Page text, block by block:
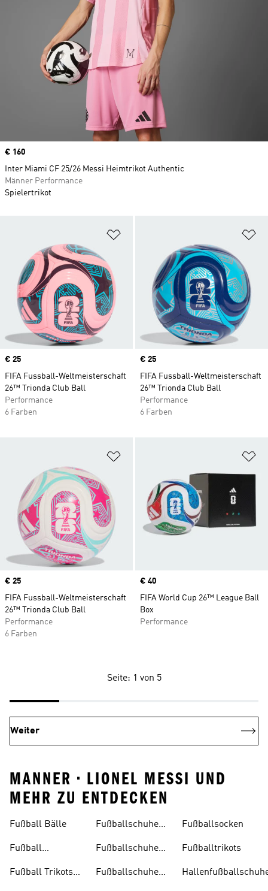
Price
€ 25
FIFA Fussball-Weltmeisterschaft
26™ Trionda Club Ball
Performance
6 Farben
Price
€ 25
FIFA Fussball-Weltmeisterschaft
26™ Trionda Club Ball
Performance
6 Farben
Price
€ 25
FIFA Fussball-Weltmeisterschaft
26™ Trionda Club Ball
Performance
6 Farben
Price
€ 40
FIFA World Cup 26™ League Ball
Box
Performance
Price
€ 160
Inter Miami CF 25/26 Messi Heimtrikot Authentic
Männer Performance
Spielertrikot
Seite: 1 von 5
Weiter
MANNER • LIONEL MESSI UND
MEHR ZU ENTDECKEN
Fußball Bälle
Fußball
Fußball Trikots
Fußballschuhe
Fußballschuhe
Fußballschuhe
Fußballsocken
Fußballtrikots